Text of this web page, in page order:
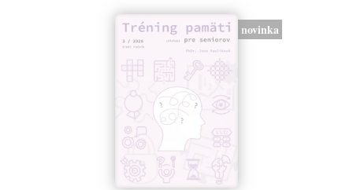
novinka